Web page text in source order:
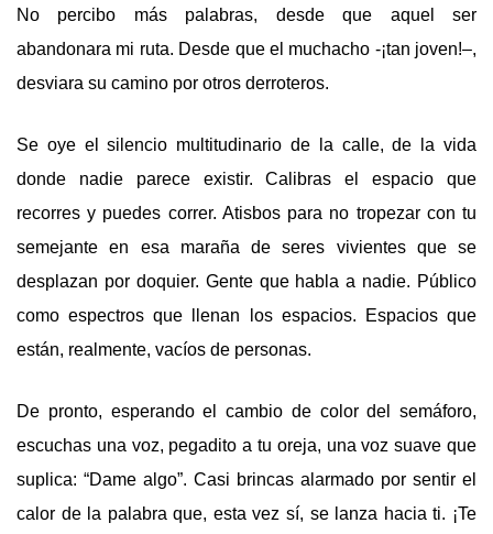
No percibo más palabras, desde que aquel ser
abandonara mi ruta. Desde que el muchacho -¡tan joven!–,
desviara su camino por otros derroteros.
Se oye el silencio multitudinario de la calle, de la vida
donde nadie parece existir. Calibras el espacio que
recorres y puedes correr. Atisbos para no tropezar con tu
semejante en esa maraña de seres vivientes que se
desplazan por doquier. Gente que habla a nadie. Público
como espectros que llenan los espacios. Espacios que
están, realmente, vacíos de personas.
De pronto, esperando el cambio de color del semáforo,
escuchas una voz, pegadito a tu oreja, una voz suave que
suplica: “Dame algo”. Casi brincas alarmado por sentir el
calor de la palabra que, esta vez sí, se lanza hacia ti. ¡Te